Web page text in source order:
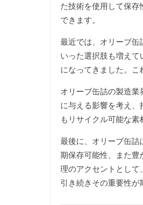
た技術を使用して保
できます。
最近では、オリーブ缶
いった選択肢も増え
になってきました。こ
オリーブ缶詰の製造
に与える影響を考え
もリサイクル可能な
最後に、オリーブ缶
期保存可能性、また
理のアクセントとして
引き続きその重要性が